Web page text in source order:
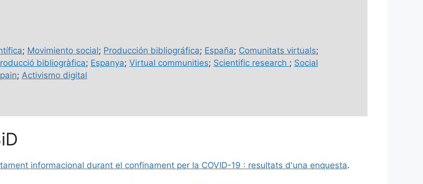
; Movimiento social; Producción bibliográfica; España; Comunitats virtuals;
bibliogràfica; Espanya; Virtual communities; Scientific research ; Social
; Activismo digital
informacional durant el confinament per la COVID-19 : resultats d'una enquesta.